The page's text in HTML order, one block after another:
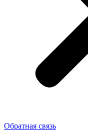
Обратная связь